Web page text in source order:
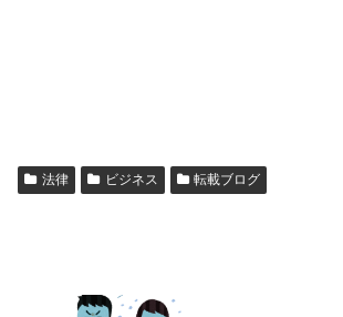
法律 ビジネス 転載ブログ